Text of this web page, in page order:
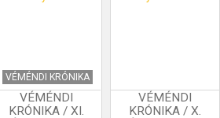
VÉMÉNDI KRÓNIKA
VÉMÉNDI
KRÓNIKA / XI.
VÉMÉNDI
KRÓNIKA / X.